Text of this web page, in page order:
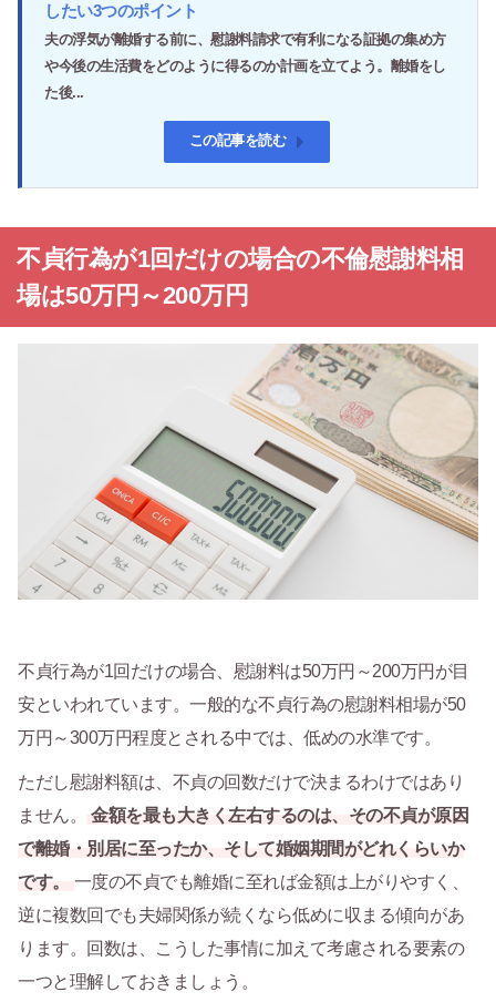
したい3つのポイント
夫の浮気が離婚する前に、慰謝料請求で有利になる証拠の集め方
や今後の生活費をどのように得るのか計画を立てよう。離婚をし
た後...
この記事を読む
不貞行為が1回だけの場合の不倫慰謝料相
場は50万円～200万円
不貞行為が1回だけの場合、慰謝料は50万円～200万円が目
安といわれています。一般的な不貞行為の慰謝料相場が50
万円～300万円程度とされる中では、低めの水準です。
ただし慰謝料額は、不貞の回数だけで決まるわけではあり
ません。
金額を最も大きく左右するのは、その不貞が原因
で離婚・別居に至ったか、そして婚姻期間がどれくらいか
です。
一度の不貞でも離婚に至れば金額は上がりやすく、
逆に複数回でも夫婦関係が続くなら低めに収まる傾向があ
ります。回数は、こうした事情に加えて考慮される要素の
一つと理解しておきましょう。